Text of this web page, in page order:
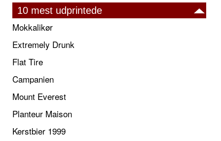
10 mest udprintede
Mokkalikør
Extremely Drunk
Flat Tire
Campanien
Mount Everest
Planteur Maison
Kerstbier 1999